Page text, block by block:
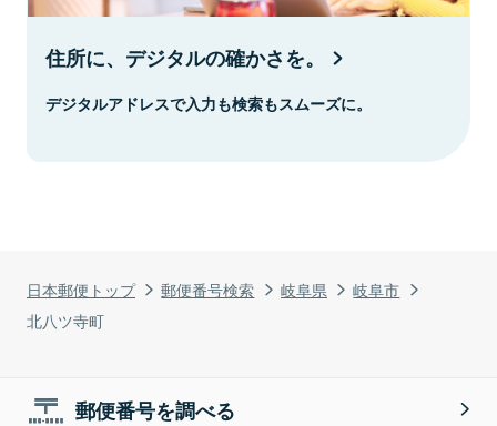
日本郵便トップ 郵便番号検索 岐阜県
岐阜市
北八ツ寺町
住所に、デジタルの確かさを。
デジタルアドレスで入力も検索もスムーズに。
郵便番号を調べる